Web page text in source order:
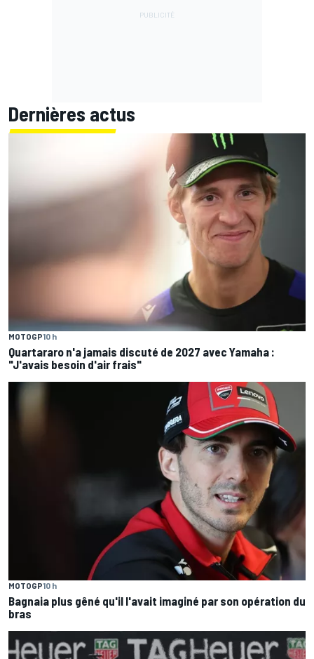
Dernières actus
MOTOGP10 h
Quartararo n'a jamais discuté de 2027 avec Yamaha :
"J'avais besoin d'air frais"
MOTOGP10 h
Bagnaia plus gêné qu'il l'avait imaginé par son opération du
bras